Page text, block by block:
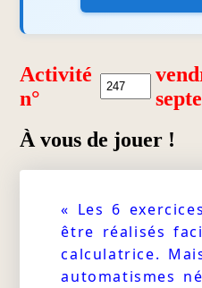
Activité
n°
À vous de jouer !
« Les 6
être réalisés
calculatrice.
automatismes